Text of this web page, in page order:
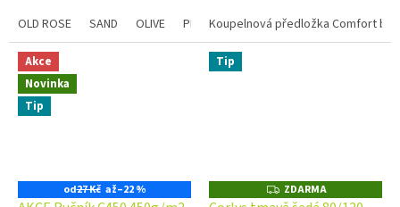
Kč ...
OLD ROSE SAND OLIVE PLUM STEEL CHAMPAGNE Modrá
Koupelnová předložka Comfort bílá
Akce
Novinka
Tip
od27 Kč až–22 %
Tip
Z
D
ZDARMA